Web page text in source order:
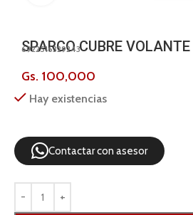
SPARCO CUBRE
6922516329243
Gs. 100,000
Hay existencias
Contactar con asesor